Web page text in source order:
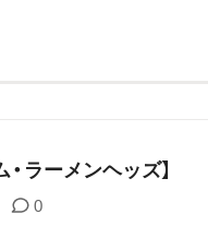
ラーメンヘッズ】
0